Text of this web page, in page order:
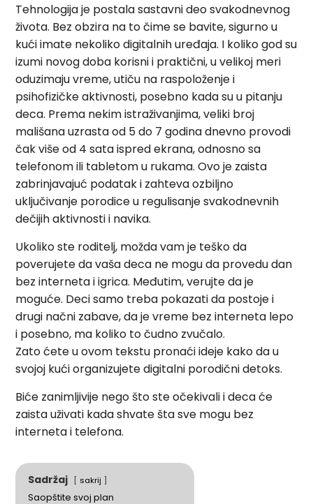
Tehnologija je postala sastavni deo svakodnevnog
života. Bez obzira na to čime se bavite, sigurno u
kući imate nekoliko digitalnih uređaja. I koliko god su
izumi novog doba korisni i praktični, u velikoj meri
oduzimaju vreme, utiču na raspoloženje i
psihofizičke aktivnosti, posebno kada su u pitanju
deca. Prema nekim istraživanjima, veliki broj
mališana uzrasta od 5 do 7 godina dnevno provodi
čak više od 4 sata ispred ekrana, odnosno sa
telefonom ili tabletom u rukama. Ovo je zaista
zabrinjavajuć podatak i zahteva ozbiljno
uključivanje porodice u regulisanje svakodnevnih
dečijih aktivnosti i navika.
Ukoliko ste roditelj, možda vam je teško da
poverujete da vaša deca ne mogu da provedu dan
bez interneta i igrica. Međutim, verujte da je
moguće. Deci samo treba pokazati da postoje i
drugi načni zabave, da je vreme bez interneta lepo
i posebno, ma koliko to čudno zvučalo.
Zato ćete u ovom tekstu pronaći ideje kako da u
svojoj kući organizujete digitalni porodični detoks.
Biće zanimljivije nego što ste očekivali i deca će
zaista uživati kada shvate šta sve mogu bez
interneta i telefona.
Sadržaj sakrij
Saopštite svoj plan